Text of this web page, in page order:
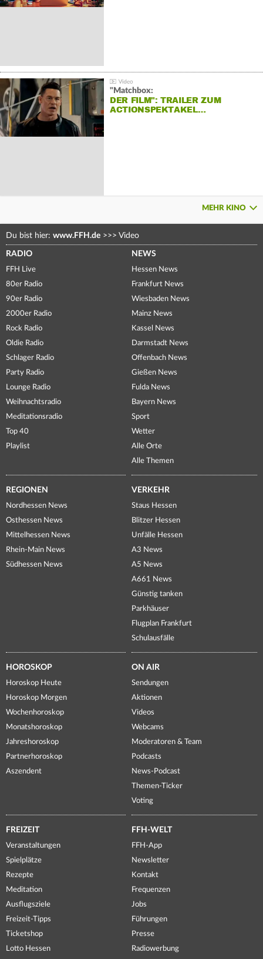
"Matchbox:
DER FILM": TRAILER ZUM
ACTIONSPEKTAKEL…
MEHR KINO
Du bist hier: www.FFH.de >>> Video
RADIO
FFH Live
80er Radio
90er Radio
2000er Radio
Rock Radio
Oldie Radio
Schlager Radio
Party Radio
Lounge Radio
Weihnachtsradio
Meditationsradio
Top 40
Playlist
NEWS
Hessen News
Frankfurt News
Wiesbaden News
Mainz News
Kassel News
Darmstadt News
Offenbach News
Gießen News
Fulda News
Bayern News
Sport
Wetter
Alle Orte
Alle Themen
REGIONEN
Nordhessen News
Osthessen News
Mittelhessen News
Rhein-Main News
Südhessen News
VERKEHR
Staus Hessen
Blitzer Hessen
Unfälle Hessen
A3 News
A5 News
A661 News
Günstig tanken
Parkhäuser
Flugplan Frankfurt
Schulausfälle
HOROSKOP
Horoskop Heute
Horoskop Morgen
Wochenhoroskop
Monatshoroskop
Jahreshoroskop
Partnerhoroskop
Aszendent
ON AIR
Sendungen
Aktionen
Videos
Webcams
Moderatoren & Team
Podcasts
News-Podcast
Themen-Ticker
Voting
FREIZEIT
Veranstaltungen
Spielplätze
Rezepte
Meditation
Ausflugsziele
Freizeit-Tipps
Ticketshop
Lotto Hessen
FFH-WELT
FFH-App
Newsletter
Kontakt
Frequenzen
Jobs
Führungen
Presse
Radiowerbung